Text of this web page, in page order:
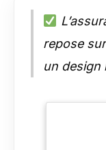
repose
un design